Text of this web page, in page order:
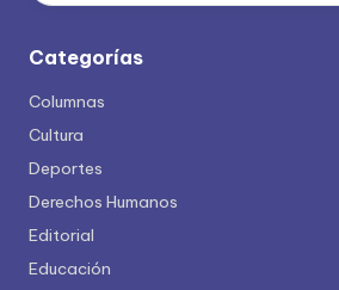
Categorías
Columnas
Cultura
Deportes
Derechos Humanos
Editorial
Educación